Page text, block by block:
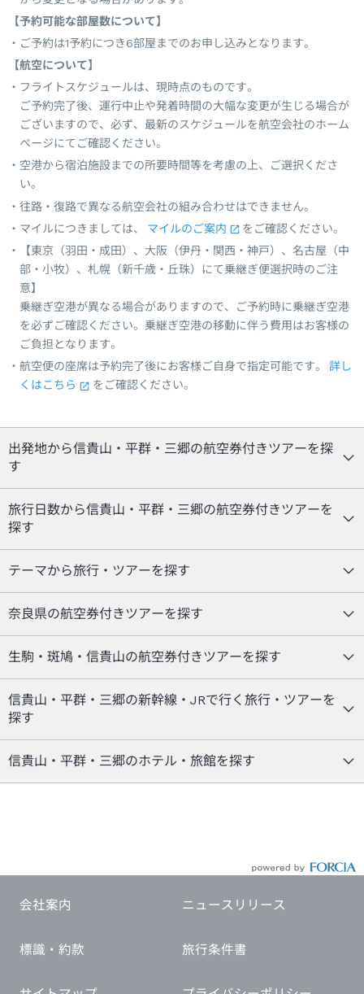
【予約可能な部屋数について】
ご予約は1予約につき6部屋までのお申し込みとなります。
【航空について】
フライトスケジュールは、現時点のものです。
ご予約完了後、運行中止や発着時間の大幅な変更が生じる場合が
ございますので、必ず、最新のスケジュールを航空会社のホーム
ページにてご確認ください。
空港から宿泊施設までの所要時間等を考慮の上、ご選択くださ
い。
往路・復路で異なる航空会社の組み合わせはできません。
マイルにつきましては、
マイルのご案内
をご確認ください。
【東京（羽田・成田）、大阪（伊丹・関西・神戸）、名古屋（中
部・小牧）、札幌（新千歳・丘珠）にて乗継ぎ便選択時のご注
意】
乗継ぎ空港が異なる場合がありますので、ご予約時に乗継ぎ空港
を必ずご確認ください。乗継ぎ空港の移動に伴う費用はお客様の
ご負担となります。
航空便の座席は予約完了後にお客様ご自身で指定可能です。
詳し
くはこちら
をご確認ください。
出発地から信貴山・平群・三郷の航空券付きツアーを探
す
旅行日数から信貴山・平群・三郷の航空券付きツアーを
探す
テーマから旅行・ツアーを探す
奈良県の航空券付きツアーを探す
生駒・斑鳩・信貴山の航空券付きツアーを探す
信貴山・平群・三郷の新幹線・JRで行く旅行・ツアーを
探す
信貴山・平群・三郷のホテル・旅館を探す
会社案内 ニュースリリース
標識・約款 旅行条件書